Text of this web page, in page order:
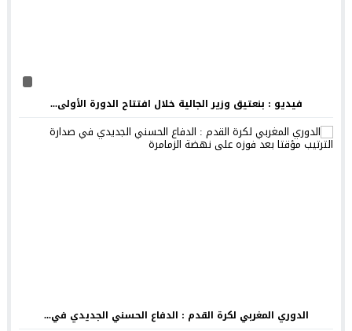
فيديو : بنعتيق وزير الجالية خلال افتتاح الدورة الأولى...
الدوري المغربي لكرة القدم : الدفاع الحسني الجديدي في...